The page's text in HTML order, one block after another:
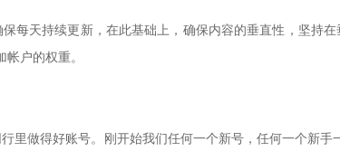
每天持续更新，在此基础上，确保内容的垂直性，坚持
户的权重。
里做得好账号。刚开始我们任何一个新号，任何一个新